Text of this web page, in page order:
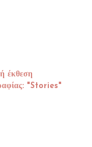
έκθεση
"Stories"